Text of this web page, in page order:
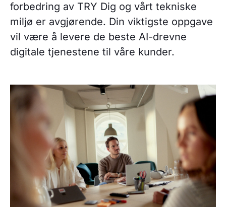
forbedring av TRY Dig og vårt tekniske
miljø er avgjørende. Din viktigste oppgave
vil være å levere de beste AI-drevne
digitale tjenestene til våre kunder.